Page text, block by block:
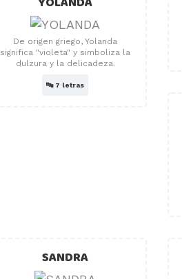
De origen griego, Yolanda
significa "violeta" y simboliza la
dulzura y la delicadeza.
🔤 7 letras
SANDRA